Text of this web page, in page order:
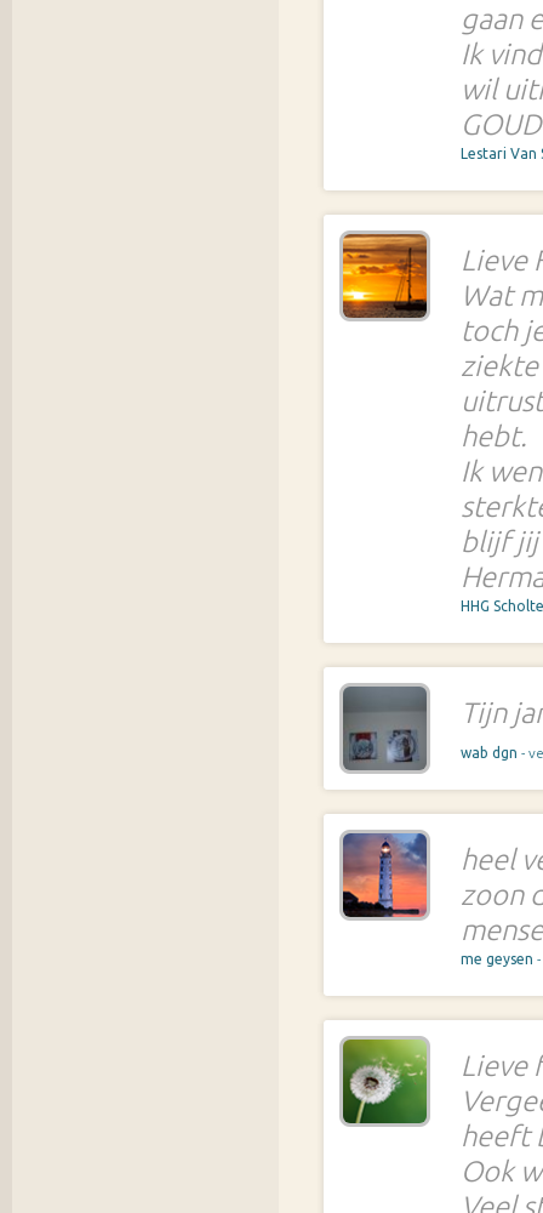
gaan
Ik
wil
Lestari
Lieve
Wat
toch
hebt.
Ik
blijf jij
HHG
Tijn
wab dgn -
heel
zoon
me geysen
Lieve
heeft
Ook
Veel